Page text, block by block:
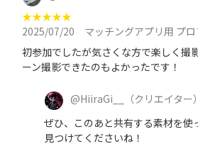
★★★★★
2025/07/20
マッチングアプリ用 プロフィ
初参加でしたが気さくな方で楽しく撮
ーン撮影できたのもよかったです！
@HiiraGi__
（クリエイター）
ぜひ、このあと共有する素材を使
見つけてくださいね！